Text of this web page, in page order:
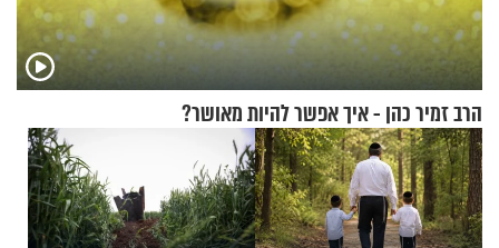
הרב זמיר כהן - איך אפשר להיות מאושר?